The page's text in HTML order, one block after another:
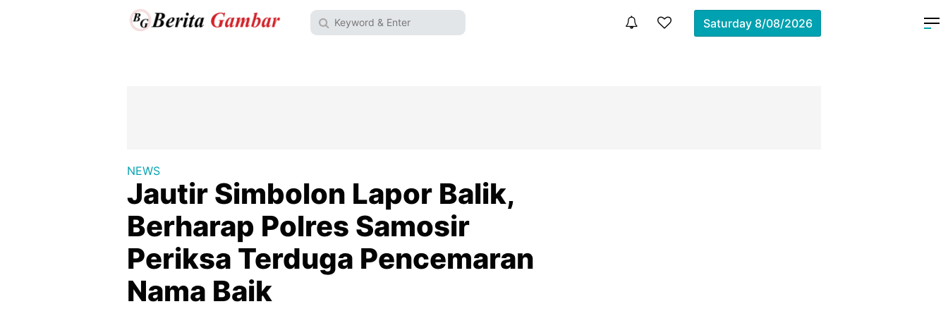
Saturday 8/08/2026
NEWS
Jautir Simbolon Lapor Balik,
Berharap Polres Samosir
Periksa Terduga Pencemaran
Nama Baik